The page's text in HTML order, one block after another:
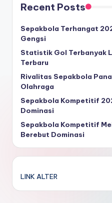
Recent Posts
Sepakbola Terhangat
Gengsi
Statistik Gol Terbanyak
Terbaru
Rivalitas Sepakbola
Olahraga
Sepakbola Kompetitif
Dominasi
Sepakbola Kompetitif
Berebut Dominasi
LINK ALTER